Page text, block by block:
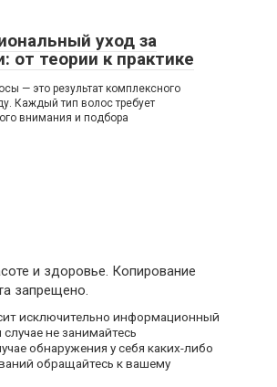
уход за
от теории к практике
— это результат комплексного
Каждый тип волос требует
внимания и подбора
и здоровье. Копирование
запрещено.
исключительно информационный
не занимайтесь
обнаружения у себя каких-либо
обращайтесь к вашему